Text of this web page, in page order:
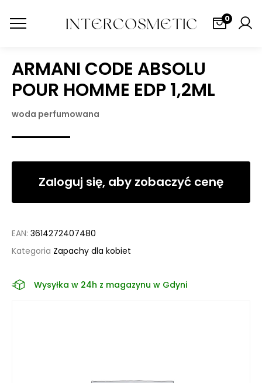
0
ARMANI CODE ABSOLU
POUR HOMME EDP 1,2ML
woda perfumowana
Zaloguj się, aby zobaczyć cenę
EAN: 3614272407480
Kategoria Zapachy dla kobiet
Wysyłka w 24h z magazynu w Gdyni